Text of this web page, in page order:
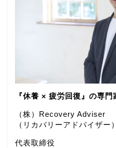
『休養 × 疲労回復』の専門
（株）Recovery Adviser
（リカバリーアドバイザー）
代表取締役